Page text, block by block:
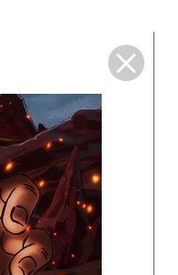
次の画像